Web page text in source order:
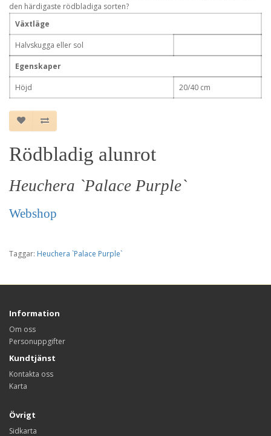
den härdigaste rödbladiga sorten?
Växtläge
Halvskugga eller sol
Egenskaper
Höjd 20/40 cm
Rödbladig alunrot
Heuchera `Palace Purple`
Webshop
Taggar: Heuchera `Palace Purple`
Information
Om oss
Personuppgifter
Kundtjänst
Kontakta oss
Karta
Övrigt
Sidkarta